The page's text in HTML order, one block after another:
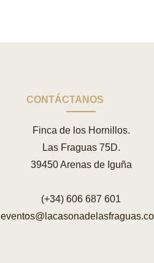
CONTÁCTANOS
Finca de los Hornillos.
Las Fraguas 75D.
39450 Arenas de Iguña
(+34) 606 687 601